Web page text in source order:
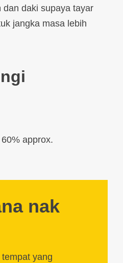
dan daki supaya tayar
jangka masa lebih
approx.
nak
yang